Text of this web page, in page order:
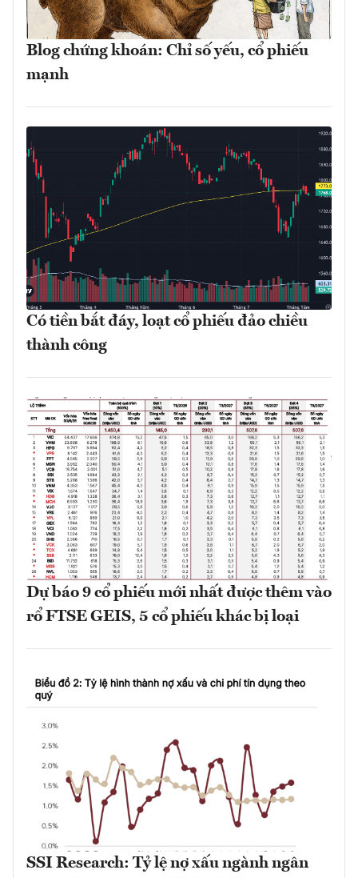
Blog chứng khoán: Chỉ số yếu, cổ phiếu
mạnh
Có tiền bắt đáy, loạt cổ phiếu đảo chiều
thành công
Dự báo 9 cổ phiếu mới nhất được thêm vào
rổ FTSE GEIS, 5 cổ phiếu khác bị loại
SSI Research: Tỷ lệ nợ xấu ngành ngân